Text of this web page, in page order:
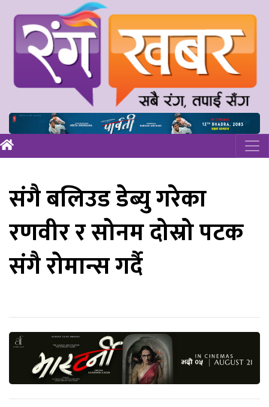
संगै बलिउड डेब्यु गरेका
रणवीर र सोनम दोस्रो पटक
संगै रोमान्स गर्दै